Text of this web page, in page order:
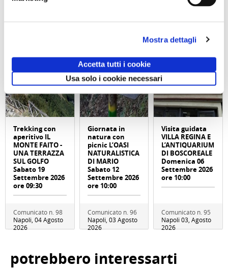
Mostra dettagli
Accetta tutti i cookie
Usa solo i cookie necessari
Trekking con
aperitivo IL
MONTE FAITO -
UNA TERRAZZA
SUL GOLFO
Sabato 19
Settembre 2026
ore 09:30
Comunicato n. 98
Napoli, 04 Agosto
2026
Giornata in
natura con
picnic L’OASI
NATURALISTICA
DI MARIO
Sabato 12
Settembre 2026
ore 10:00
Comunicato n. 96
Napoli, 03 Agosto
2026
Visita guidata
VILLA REGINA E
L’ANTIQUARIUM
DI BOSCOREALE
Domenica 06
Settembre 2026
ore 10:00
Comunicato n. 95
Napoli 03, Agosto
2026
potrebbero interessarti